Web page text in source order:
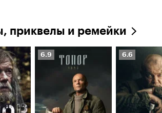
приквелы и ремейки
Рейтинг
Кинопоиска
6.9
Рейтинг
Кинопоиска
6.6